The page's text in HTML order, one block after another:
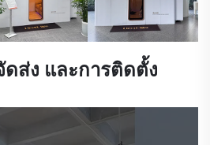
ส่ง และการติดตั้ง